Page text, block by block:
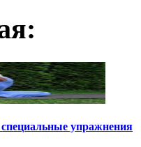
упражнения